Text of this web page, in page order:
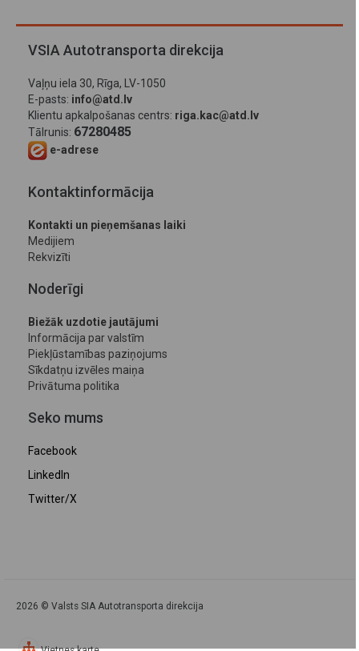
VSIA Autotransporta direkcija
Vaļņu iela 30, Rīga, LV-1050
E-pasts: info@atd.lv
Klientu apkalpošanas centrs: riga.kac@atd.lv
Tālrunis: 67280485
e-adrese
Kontaktinformācija
Kontakti un pieņemšanas laiki
Medijiem
Rekvizīti
Noderīgi
Biežāk uzdotie jautājumi
Informācija par valstīm
Piekļūstamības paziņojums
Sīkdatņu izvēles maiņa
Privātuma politika
Seko mums
Facebook
LinkedIn
Twitter/X
2026 © Valsts SIA Autotransporta direkcija